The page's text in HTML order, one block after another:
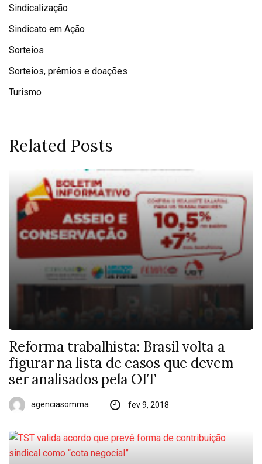
Sindicalização
Sindicato em Ação
Sorteios
Sorteios, prêmios e doações
Turismo
Related Posts
Reforma trabalhista: Brasil volta a
figurar na lista de casos que devem
ser analisados pela OIT
agenciasomma fev 9, 2018